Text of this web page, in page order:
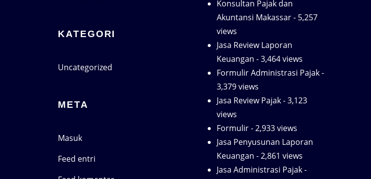
KATEGORI
Uncategorized
META
Masuk
Feed entri
Konsultan Pajak dan
Akuntansi Makassar- 5,257
views
Jasa Review Laporan
Keuangan - 3,464 views
Formulir Administrasi Pajak-
3,379 views
Jasa Review Pajak- 3,123
views
Formulir- 2,933 views
Jasa Penyusunan Laporan
Keuangan - 2,861 views
Jasa Administrasi Pajak-